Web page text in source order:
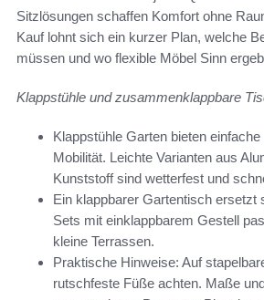
Sitzlösungen schaffen Komfort ohne
Kauf lohnt sich ein kurzer Plan, welche
müssen und wo flexible Möbel Sinn
Klappstühle und zusammenklappbare
Klappstühle Garten bieten
Mobilität. Leichte Varianten aus
Kunststoff sind wetterfest und
Ein klappbarer Gartentisch ersetzt
Sets mit einklappbarem Gestell
kleine Terrassen.
Praktische Hinweise: Auf
rutschfeste Füße achten. Maße